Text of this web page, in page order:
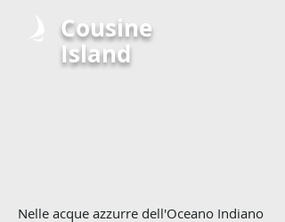
Cousine
Island
Nelle acque azzurre dell'Oceano Indiano